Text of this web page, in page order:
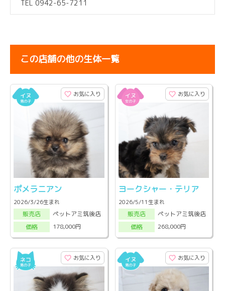
TEL 0942-65-7211
この店舗の他の生体一覧
お気に入り
ポメラニアン
2026/3/26生まれ
販売店
ペットアミ筑後店
価格
178,000円
お気に入り
ヨークシャー・テリア
2026/5/11生まれ
販売店
ペットアミ筑後店
価格
268,000円
お気に入り お気に入り